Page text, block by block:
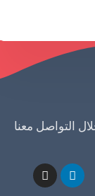
التواصل معنا